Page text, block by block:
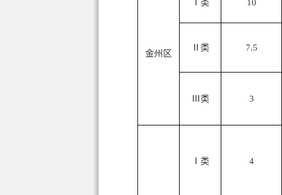
金州区
Ⅰ类 10
Ⅱ类 7.5
Ⅲ类 3
Ⅰ类 4